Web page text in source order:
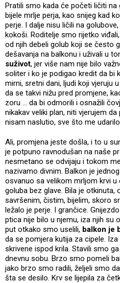
Pratili smo kada će početi ličiti
bijele mrlje perja, kao snijeg kad
perje. I dalje nisu ličili na
kokoši. Roditelje smo rijetko
od njih debeli golub koji se često
dešavanja na balkonu i uživali u
suživot, jer više nam nije bilo
soliter i ko je podigao kredit da bi
mirni, sretni dani, ljudi koji vjeruju
da se takvi nižu pred promjene,
zoru ... da bi odmorili i osnažili
nikakav veliki plan, niti vjerujem
nisam naslutio, sve što me
Ali, promjena jeste došla, i to u
je potpuno ravnodušan na naše
nesmetano se odvijaju i tokom
nazivamo divnim. Balkon je
osvanuo sa velikom mrljom krvi u
goluba bez glave. Bila je otkinuta,
savršenim, čistim, bijelim, skoro
ležalo je perje. I grančice.
ptica nije bilo u njemu, iza njih su
put otkako smo uselili, balkon je
da se pomjera kutija za cipele.
skrivene ispod krila. Stavili smo
dnevnu sobu. Brzo smo pomeli
jako brzo smo radili, željeli smo
šta se desilo. Krv se lijepila za